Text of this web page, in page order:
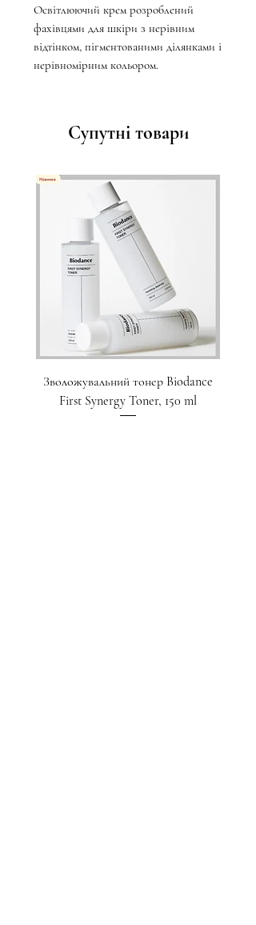
Освітлюючий крем розроблений
фахівцями для шкіри з нерівним
відтінком, пігментованими ділянками і
нерівномірним кольором.
Супутні товари
Зволожувальний тонер Biodance
First Synergy Toner, 150 ml